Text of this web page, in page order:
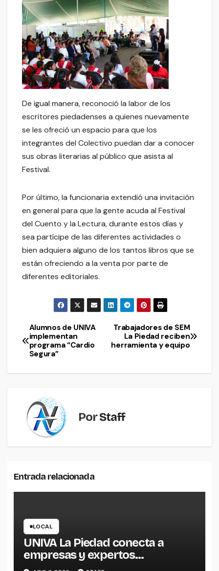
De igual manera, reconoció la labor de los
escritores piedadenses a quienes nuevamente
se les ofreció un espacio para que los
integrantes del Colectivo puedan dar a conocer
sus obras literarias al público que asista al
Festival.
Por último, la funcionaria extendió una invitación
en general para que la gente acuda al Festival
del Cuento y la Lectura, durante estos días y
sea partícipe de las diferentes actividades o
bien adquiera alguno de los tantos libros que se
están ofreciendo a la venta por parte de
diferentes editoriales.
Navegación
de
entradas
Trabajadores de SEM
La Piedad reciben
herramienta y equipo
Alumnos de UNIVA
implementan
programa “Cardio
Segura”
PorStaff
Entrada relacionada
LOCAL
UNIVA La Piedad conecta a
empresas y expertos
internacionales para impulsar la